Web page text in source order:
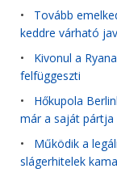
• Tovább
keddre várható
• Kivonul a
felfüggeszti
• Hőkupola
már a saját pártja
• Működik a
slágerhitelek